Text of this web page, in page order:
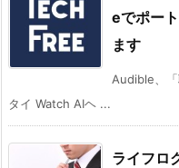
eでポー
ます
Audible、
タイ Watch AIヘ ...
ライフロ